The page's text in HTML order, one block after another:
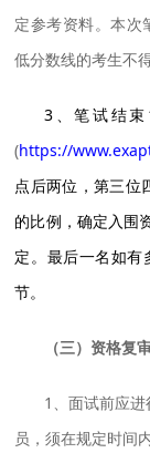
定参考资料。本次
低分数线的考生不
3、笔试结
(https://
点后两位，第三位
的比例，确定入围
定。最后一名如有
节。
（三）资格复
1、面试前应
员，须在规定时间